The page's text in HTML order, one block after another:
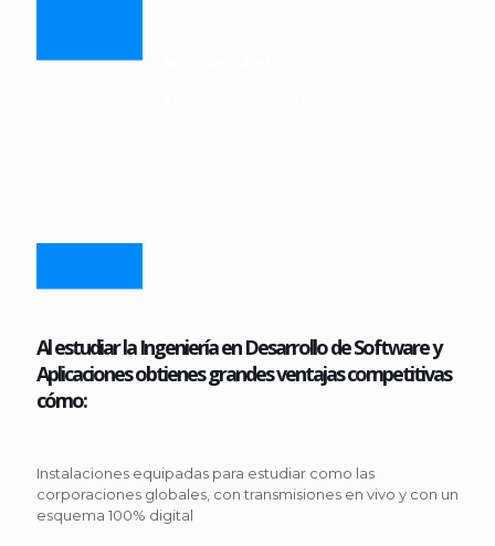
Al estudiar la Ingeniería en Desarrollo de Software y
Aplicaciones obtienes grandes ventajas competitivas
cómo:
Instalaciones equipadas para estudiar como las
corporaciones globales, con transmisiones en vivo y con un
esquema 100% digital